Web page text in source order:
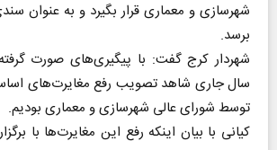
شهرسازی و معماری قرار بگیرد و به عنوان
برسد.
شهردار کرج گفت: با پیگیری‌های صورت
سال جاری شاهد تصویب رفع مغایرت‌های
توسط شورای عالی شهرسازی و معماری بودیم.
کیانی با بیان اینکه رفع این مغایرت‌ها با